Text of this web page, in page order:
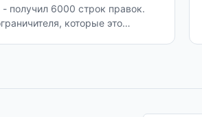
- получил 6000 строк правок.
которые это